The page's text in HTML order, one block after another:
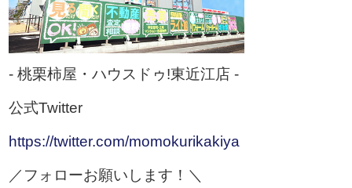
- 桃栗柿屋・ハウスドゥ!東近江店 -
公式Twitter
https://twitter.com/momokurikakiya
／フォローお願いします！＼